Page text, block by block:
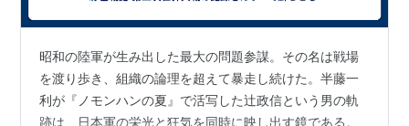
昭和の陸軍が生み出した最大の問題参謀。その名は戦場
を渡り歩き、組織の論理を超えて暴走し続けた。半藤一
利が『ノモンハンの夏』で活写した辻政信という男の軌
跡は、日本軍の栄光と狂気を同時に映し出す鏡である。